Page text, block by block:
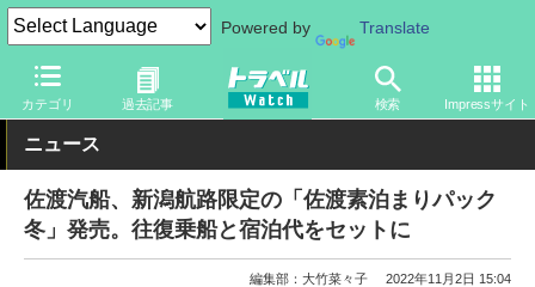
Powered by Translate
カテゴリ 過去記事 検索 Impressサイト
トラベル Watch 旅の方法 船旅 船
ニュース
佐渡汽船、新潟航路限定の「佐渡素泊まりパック
冬」発売。往復乗船と宿泊代をセットに
編集部：大竹菜々子 2022年11月2日 15:04